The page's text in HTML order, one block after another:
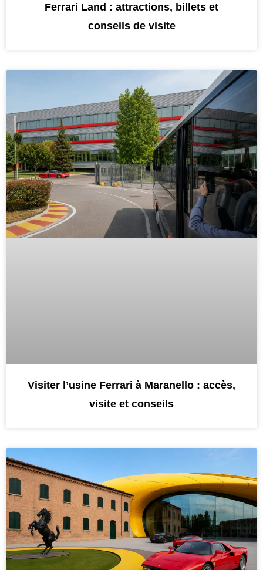
Ferrari Land : attractions, billets et
conseils de visite
Visiter l’usine Ferrari à Maranello : accès,
visite et conseils